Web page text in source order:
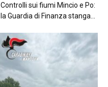
Controlli sui fiumi Mincio e Po:
la Guardia di Finanza stanga...